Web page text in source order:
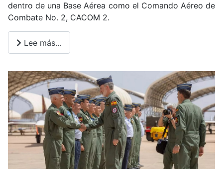
dentro de una Base Aérea como el Comando Aéreo de
Combate No. 2, CACOM 2.
Lee más…